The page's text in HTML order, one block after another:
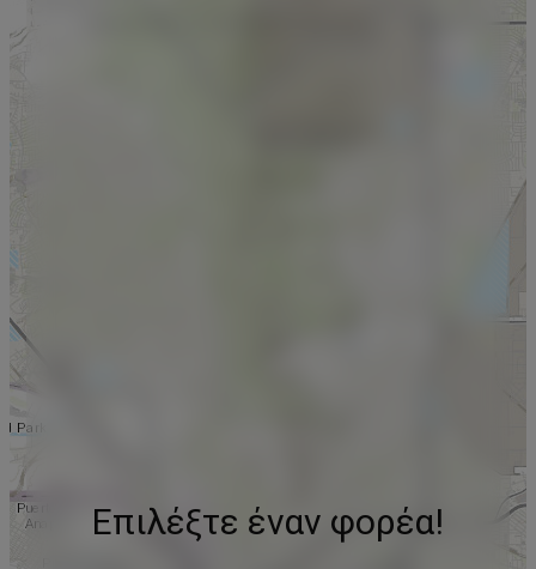
Επιλέξτε έναν φορέα!